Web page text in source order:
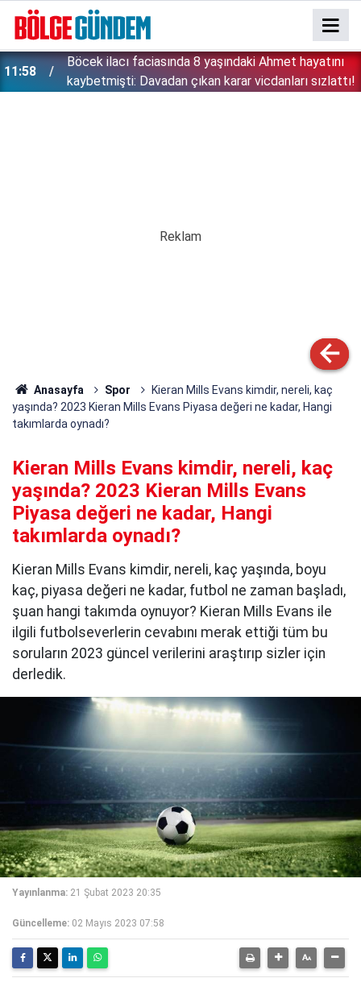
11:58
Böcek ilacı faciasında 8 yaşındaki Ahmet hayatını
kaybetmişti: Davadan çıkan karar vicdanları sızlattı!
Anasayfa Spor
Kieran Mills Evans kimdir, nereli, kaç
yaşında? 2023 Kieran Mills Evans Piyasa değeri ne kadar, Hangi
takımlarda oynadı?
Kieran Mills Evans kimdir, nereli, kaç
yaşında? 2023 Kieran Mills Evans
Piyasa değeri ne kadar, Hangi
takımlarda oynadı?
Kieran Mills Evans kimdir, nereli, kaç yaşında, boyu
kaç, piyasa değeri ne kadar, futbol ne zaman başladı,
şuan hangi takımda oynuyor? Kieran Mills Evans ile
ilgili futbolseverlerin cevabını merak ettiği tüm bu
soruların 2023 güncel verilerini araştırıp sizler için
derledik.
Yayınlanma: 21 Şubat 2023 20:35
Güncelleme: 02 Mayıs 2023 07:58